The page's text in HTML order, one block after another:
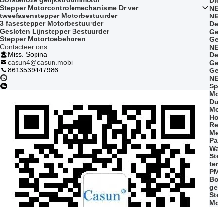
Stepper Motorcontrolemechanisme Driver
tweefasenstepper Motorbestuurder
3 fasestepper Motorbestuurder
Gesloten Lijnstepper Bestuurder
Stepper Motortoebehoren
Contacteer ons
Miss. Sopina
casun4@casun.mobi
8613539447986